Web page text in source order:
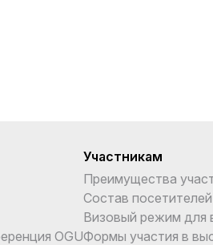
OGU
Участникам
Преимущества
Состав посетителей
Визовый режим для
Формы участия в